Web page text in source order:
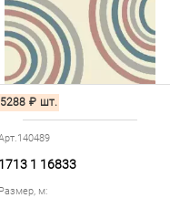
5288 ₽ шт.
1713 1 16833
Размер, м: